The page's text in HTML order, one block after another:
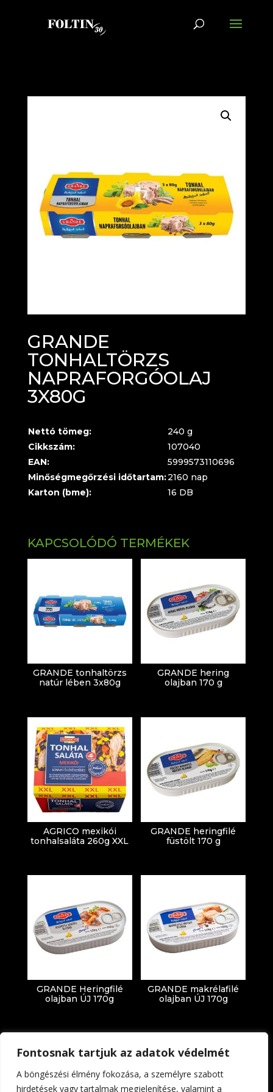
Fontosnak tartjuk az adatok védelmét
A böngészési élmény fokozása, a személyre szabott
hirdetések vagy tartalmak megjelenítése, valamint a
GRANDE
TONHALTÖRZS
NAPRAFORGÓOLAJ
3X80G
Nettó tömeg:
240 g
Cikkszám:
107040
EAN:
5999573110696
Minőségmegőrzési időtartam:2160 nap
Karton (bme):
16 DB
KAPCSOLÓDÓ TERMÉKEK
GRANDE tonhaltörzs
natúr lében 3x80g
GRANDE hering
olajban 170 g
AGRICO mexikói
tonhalsaláta 260g XXL
GRANDE heringfilé
füstölt 170 g
GRANDE Heringfilé
olajban ÚJ 170g
GRANDE makrélafilé
olajban ÚJ 170g